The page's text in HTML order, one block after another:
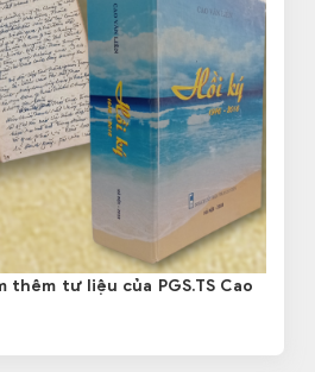
thêm tư liệu của PGS.TS Cao